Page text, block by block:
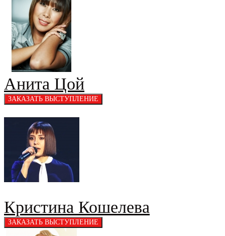
Анита Цой
Кристина Кошелева